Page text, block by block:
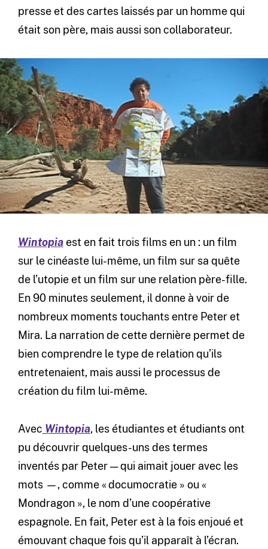
presse et des cartes laissés par un homme qui
était son père, mais aussi son collaborateur.
Wintopiaest en fait trois films en un : un film
sur le cinéaste lui-même, un film sur sa quête
de l’utopie et un film sur une relation père-fille.
En 90 minutes seulement, il donne à voir de
nombreux moments touchants entre Peter et
Mira. La narration de cette dernière permet de
bien comprendre le type de relation qu’ils
entretenaient, mais aussi le processus de
création du film lui-même.
Avec Wintopia, les étudiantes et étudiants ont
pu découvrir quelques-uns des termes
inventés par Peter — qui aimait jouer avec les
mots —, comme « documocratie » ou «
Mondragon », le nom d’une coopérative
espagnole. En fait, Peter est à la fois enjoué et
émouvant chaque fois qu’il apparaît à l’écran.